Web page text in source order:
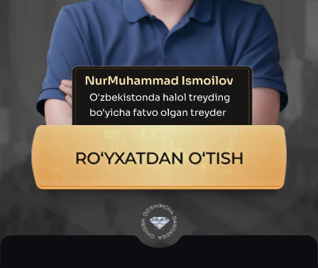
ANIQ MOS
TUSHADI
BU DASTUR KIMLAR